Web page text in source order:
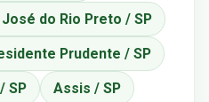
do Rio Preto / SP
Prudente / SP
SP Assis / SP